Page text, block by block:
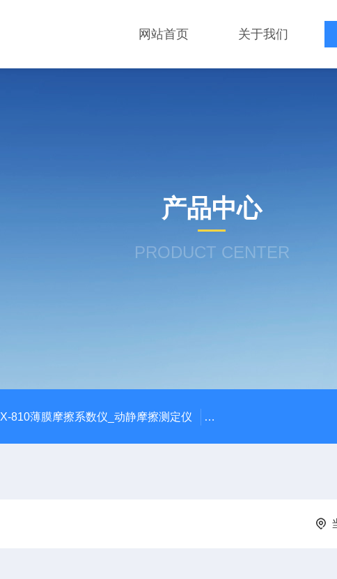
网站首页 关于我们
产品中心
PRODUCT CENTER
X-810薄膜摩擦系数仪_动静摩擦测定仪 SCK-H玻璃瓶耐热冲击检